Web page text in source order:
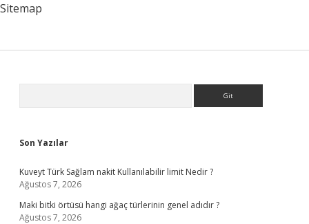
Sitemap
Son Yazılar
Kuveyt Türk Sağlam nakit Kullanılabilir limit Nedir ?
Ağustos 7, 2026
Maki bitki örtüsü hangi ağaç türlerinin genel adıdır ?
Ağustos 7, 2026